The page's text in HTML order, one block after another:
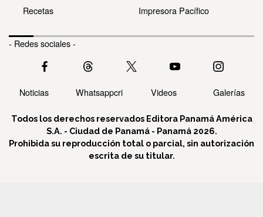
Recetas
Impresora Pacífico
- Redes sociales -
Noticias Whatsappcri Videos Galerías
Todos los derechos reservados Editora Panamá América
S.A. - Ciudad de Panamá - Panamá 2026.
Prohibida su reproducción total o parcial, sin autorización
escrita de su titular.